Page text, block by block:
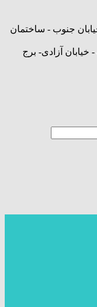
جنوب - ساختمان
آزادی- برج